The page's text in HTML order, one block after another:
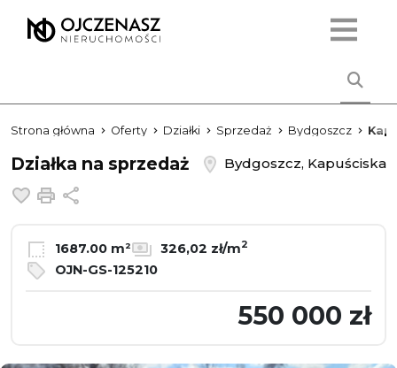
Strona główna Oferty Działki Sprzedaż Bydgoszcz
Działka na sprzedaż
Bydgoszcz, Kapuściska
Dodaj do ulubionych
Drukuj
1687.00 m² 326,02 zł/m2
OJN-GS-125210
550 000 zł